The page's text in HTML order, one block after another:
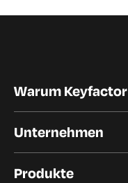
Warum Keyfactor
Kundengeschichten
Unternehmen
Karriere
Produkte